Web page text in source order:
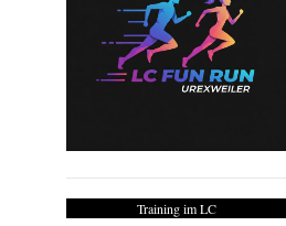
Training im LC